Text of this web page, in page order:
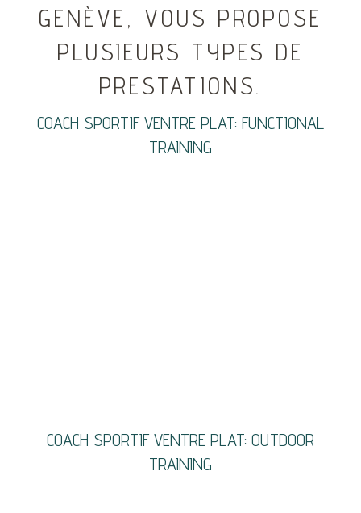
GENÈVE, VOUS PROPOSE
PLUSIEURS TYPES DE
PRESTATIONS.
COACH SPORTIF VENTRE PLAT: FUNCTIONAL
TRAINING
COACH SPORTIF VENTRE PLAT: OUTDOOR
TRAINING